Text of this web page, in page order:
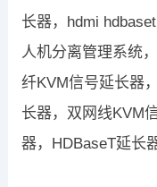
长器，hdmi
人机分离管理系统
纤KVM信号延长器
长器，双网线KVM
器，HDBaseT延长